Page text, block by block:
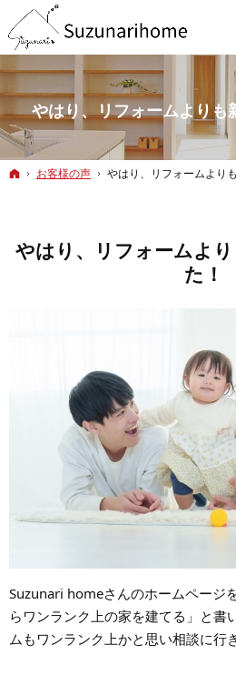
やはり、リフォームよりも
ホーム
お客様の声 やはり、リフォームより
やはり、リフォームよ
た！
Suzunari homeさんのホームページ
らワンランク上の家を建てる」と書
ムもワンランク上かと思い相談に行